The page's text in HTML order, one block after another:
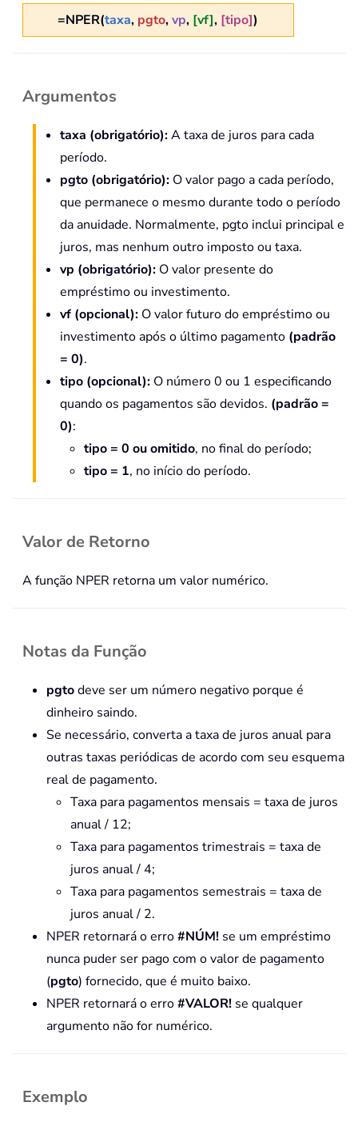
=NPER(taxa, pgto,vp, [vf], [tipo])
Argumentos
taxa (obrigatório):A taxa de juros para cada
período.
pgto (obrigatório): O valor pago a cada período,
que permanece o mesmo durante todo o período
da anuidade. Normalmente, pgto inclui principal e
juros, mas nenhum outro imposto ou taxa.
vp (obrigatório): O valor presente do
empréstimo ou investimento.
vf (opcional): O valor futuro do empréstimo ou
investimento após o último pagamento (padrão
= 0).
tipo (opcional): O número 0 ou 1 especificando
quando os pagamentos são devidos. (padrão =
0):
tipo = 0 ou omitido, no final do período;
tipo = 1, no início do período.
Valor de Retorno
A função NPER retorna um valor numérico.
Notas da Função
pgtodeve ser um número negativo porque é
dinheiro saindo.
Se necessário, converta a taxa de juros anual para
outras taxas periódicas de acordo com seu esquema
real de pagamento.
Taxa para pagamentos mensais = taxa de juros
anual / 12;
Taxa para pagamentos trimestrais = taxa de
juros anual / 4;
Taxa para pagamentos semestrais = taxa de
juros anual / 2.
NPER retornará o erro#NÚM! se um empréstimo
nunca puder ser pago com o valor de pagamento
(pgto) fornecido, que é muito baixo.
NPER retornará o erro#VALOR! se qualquer
argumento não for numérico.
Exemplo